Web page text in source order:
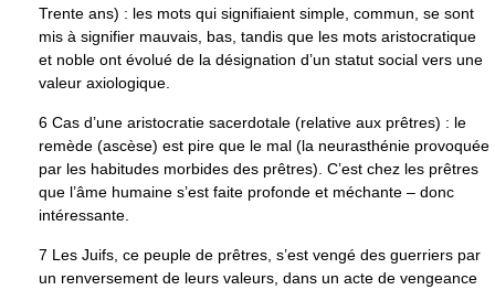
Trente ans) : les mots qui signifiaient simple, commun, se sont
mis à signifier mauvais, bas, tandis que les mots aristocratique
et noble ont évolué de la désignation d’un statut social vers une
valeur axiologique.
6 Cas d’une aristocratie sacerdotale (relative aux prêtres) : le
remède (ascèse) est pire que le mal (la neurasthénie provoquée
par les habitudes morbides des prêtres). C’est chez les prêtres
que l’âme humaine s’est faite profonde et méchante – donc
intéressante.
7 Les Juifs, ce peuple de prêtres, s’est vengé des guerriers par
un renversement de leurs valeurs, dans un acte de vengeance